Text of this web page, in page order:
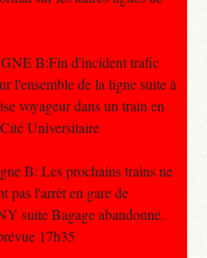
B:Fin d'incident trafic
l'ensemble de la ligne suite à
voyageur dans un train en
Universitaire
B: Les prochains trains ne
pas l'arrêt en gare de
suite Bagage abandonné.
17h35